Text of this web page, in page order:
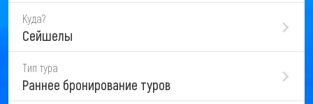
Куда?
Сейшелы
Тип тура
Раннее бронирование туров